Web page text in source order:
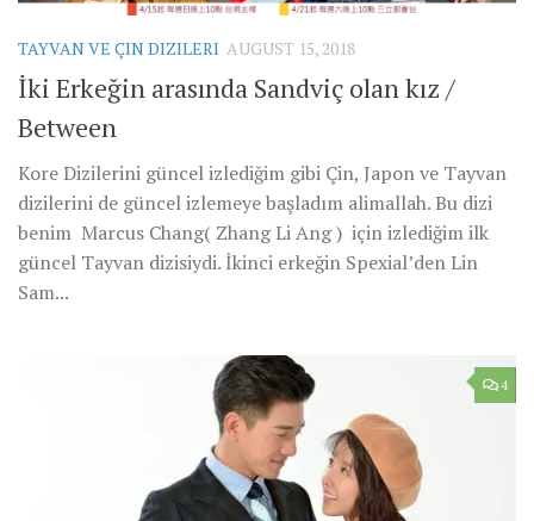
TAYVAN VE ÇIN DIZILERI AUGUST 15, 2018
İki Erkeğin arasında Sandviç olan kız /
Between
Kore Dizilerini güncel izlediğim gibi Çin, Japon ve Tayvan
dizilerini de güncel izlemeye başladım alimallah. Bu dizi
benim Marcus Chang( Zhang Li Ang ) için izlediğim ilk
güncel Tayvan dizisiydi. İkinci erkeğin Spexial’den Lin
Sam...
4